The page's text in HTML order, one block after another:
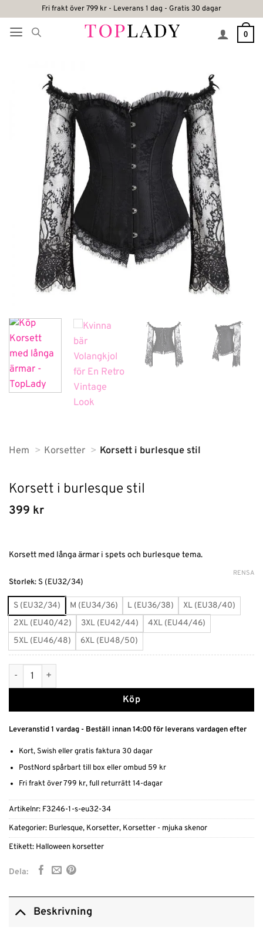
content
Fri frakt över 799 kr - Leverans 1 dag - Gratis 30 dagar
0
Hem Korsetter Korsett i burlesque stil
Korsett i burlesque stil
399 kr
Korsett med långa ärmar i spets och burlesque tema.
Storlek: S (EU32/34)
S (EU32/34) M (EU34/36) L (EU36/38)
XL (EU38/40)
2XL (EU40/42)
3XL (EU42/44)
4XL (EU44/46)
5XL (EU46/48)
6XL (EU48/50)
RENSA
Korsett i burlesque stil mängd
Köp
Alternative:
Leveranstid 1 vardag - Beställ innan 14:00 för leverans vardagen efter
Kort, Swish eller gratis faktura 30 dagar
PostNord spårbart till box eller ombud 59 kr
Fri frakt över 799 kr, full returrätt 14-dagar
Artikelnr: F3246-1-s-eu32-34
Kategorier: Burlesque, Korsetter, Korsetter - mjuka skenor
Etikett: Halloween korsetter
Dela:
Beskrivning